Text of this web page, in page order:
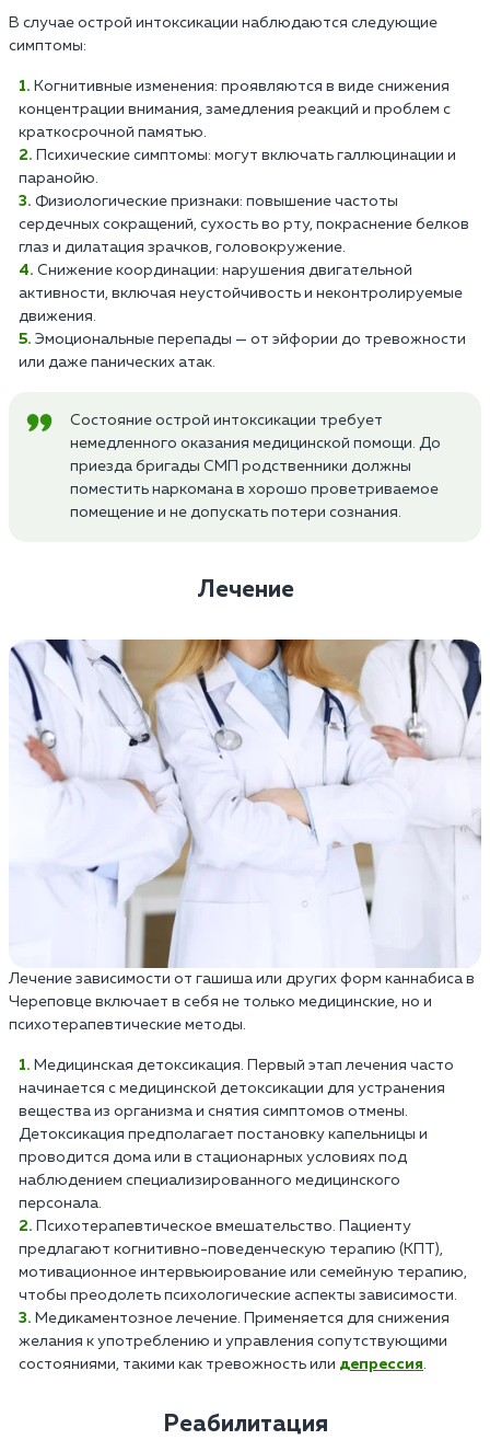
В случае острой интоксикации наблюдаются следующие
симптомы:
Когнитивные изменения: проявляются в виде снижения
концентрации внимания, замедления реакций и проблем с
краткосрочной памятью.
Психические симптомы: могут включать галлюцинации и
паранойю.
Физиологические признаки: повышение частоты
сердечных сокращений, сухость во рту, покраснение белков
глаз и дилатация зрачков, головокружение.
Снижение координации: нарушения двигательной
активности, включая неустойчивость и неконтролируемые
движения.
Эмоциональные перепады — от эйфории до тревожности
или даже панических атак.
Состояние острой интоксикации требует
немедленного оказания медицинской помощи. До
приезда бригады СМП родственники должны
поместить наркомана в хорошо проветриваемое
помещение и не допускать потери сознания.
Лечение
Лечение зависимости от гашиша или других форм каннабиса в
Череповце включает в себя не только медицинские, но и
психотерапевтические методы.
Медицинская детоксикация. Первый этап лечения часто
начинается с медицинской детоксикации для устранения
вещества из организма и снятия симптомов отмены.
Детоксикация предполагает постановку капельницы и
проводится дома или в стационарных условиях под
наблюдением специализированного медицинского
персонала.
Психотерапевтическое вмешательство. Пациенту
предлагают когнитивно-поведенческую терапию (КПТ),
мотивационное интервьюирование или семейную терапию,
чтобы преодолеть психологические аспекты зависимости.
Медикаментозное лечение. Применяется для снижения
желания к употреблению и управления сопутствующими
состояниями, такими как тревожность или депрессия.
Реабилитация